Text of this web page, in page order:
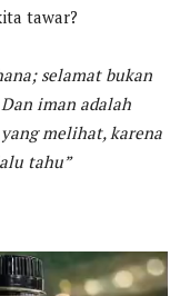
tawar?
selamat bukan
iman adalah
melihat, karena
tahu”